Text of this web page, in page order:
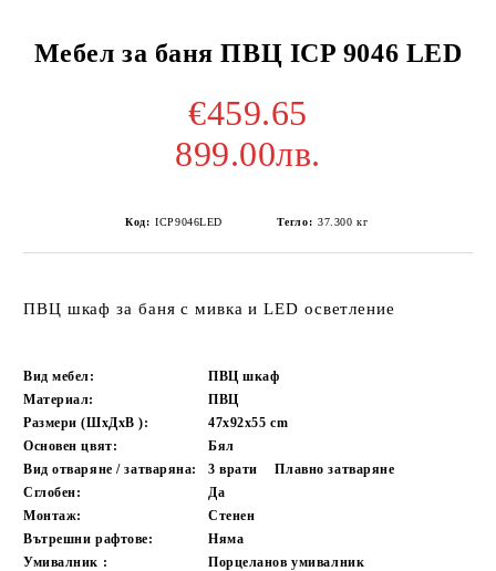
Мебел за баня ПВЦ ICP 9046 LED
€459.65
899.00лв.
Код: ICP9046LED Тегло: 37.300 кг
ПВЦ шкаф за баня с мивка и LED осветление
Вид мебел:
ПВЦ шкаф
Материал:
ПВЦ
Размери (ШxДxВ ):
47х92х55cm
Основен цвят:
Бял
Вид отваряне / затваряна:
3 врати
Плавно затваряне
Сглобен:
Да
Монтаж:
Стенен
Вътрешни рафтове:
Няма
Умивалник :
Порцеланов умивалник